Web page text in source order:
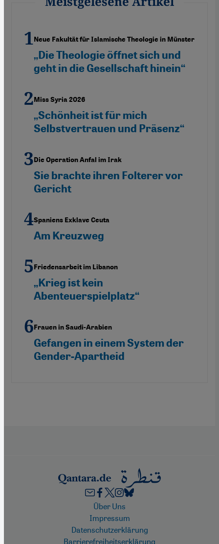
Neue Fakultät für Islamische Theologie in Münster
„Die Theologie öffnet sich und
geht in die Gesellschaft hinein“
Miss Syria 2026
„Schönheit ist für mich
Selbstvertrauen und Präsenz“
Die Operation Anfal im Irak
Sie brachte ihren Folterer vor
Gericht
Spaniens Exklave Ceuta
Am Kreuzweg
Friedensarbeit im Libanon
„Krieg ist kein
Abenteuerspielplatz“
Frauen in Saudi-Arabien
Gefangen in einem System der
Gender-Apartheid
FooterÜber Uns
Impressum
Datenschutzerklärung
Barrierefreiheitserklärung